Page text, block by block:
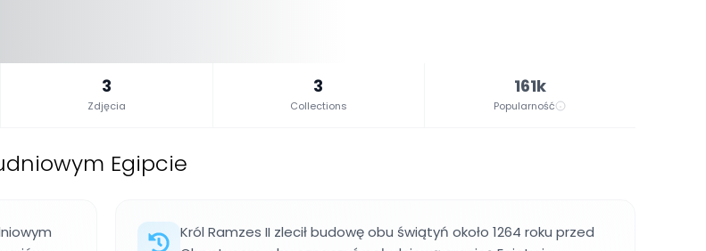
3
Zdjęcia
3
Collections
161k
Popularność
Egipcie
Król Ramzes II zlecił budowę obu świątyń około 1264 roku przed